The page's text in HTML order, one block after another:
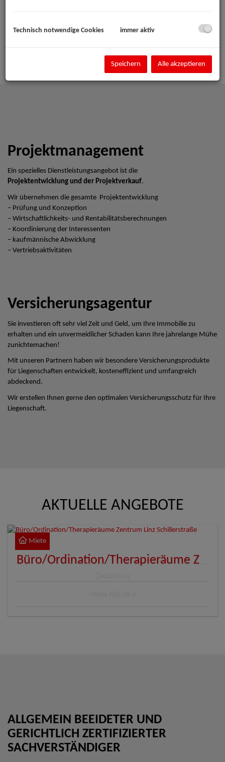
Projektmanagement
Ein spezielles Dienstleistungsangebot ist die
Projektentwicklung und der Projektverkauf.
Wir übernehmen die gesamte Projektentwicklung
– Prüfung und Konzeption
– Wirtschaftlichkeits- und Rentabilitätsberechnungen
– Koordinierung der Interessenten
– kaufmännische Abwicklung
– Vertriebsaktivitäten
Versicherungsagentur
Sie investieren oft sehr viel Zeit und Geld, um Ihre Immobilie zu
erhalten und ein unvermeidlicher Schaden kann Ihre jahrelange Mühe
zunichtemachen!
Mit unseren Partnern haben wir besondere Versicherungsprodukte
für Liegenschaften entwickelt, kosteneffizient und umfangreich
abdeckend.
Wir erstellen Ihnen gerne den optimalen Versicherungsschutz für Ihre
Liegenschaft.
AKTUELLE ANGEBOTE
Miete
ALLGEMEIN BEEIDETER UND
GERICHTLICH ZERTIFIZIERTER
SACHVERSTÄNDIGER
Technisch notwendige Cookies immer aktiv
Speichern Alle akzeptieren